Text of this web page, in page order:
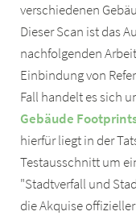
verschiedenen
Dieser Scan ist das
nachfolgenden
Einbindung von
Fall handelt es sich
Gebäude
hierfür liegt in der
Testausschnitt um
"Stadtverfall und
die Akquise